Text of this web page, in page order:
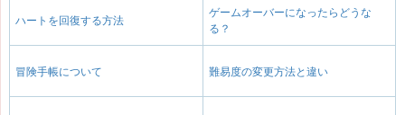
ハートを回復する方法
ゲームオーバーになったらどうな
る？
冒険手帳について 難易度の変更方法と違い